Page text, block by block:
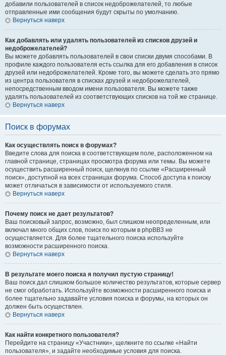
добавили пользователей в список недоброжелателей, то любые
отправленные ими сообщения будут скрыты по умолчанию.
Вернуться наверх
Как добавлять или удалять пользователей из списков друзей и
недоброжелателей?
Вы можете добавлять пользователей в свои списки двумя способами. В
профиле каждого пользователя есть ссылка для его добавления в список
друзей или недоброжелателей. Кроме того, вы можете сделать это прямо
из центра пользователя в списках друзей и недоброжелателей,
непосредственным вводом имени пользователя. Вы можете также
удалять пользователей из соответствующих списков на той же странице.
Вернуться наверх
Поиск в форумах
Как осуществлять поиск в форумах?
Введите слова для поиска в соответствующем поле, расположенном на
главной странице, страницах просмотра форума или темы. Вы можете
осуществить расширенный поиск, щелкнув по ссылке «Расширенный
поиск», доступной на всех страницах форума. Способ доступа к поиску
может отличаться в зависимости от используемого стиля.
Вернуться наверх
Почему поиск не дает результатов?
Ваш поисковый запрос, возможно, был слишком неопределенным, или
включал много общих слов, поиск по которым в phpBB3 не
осуществляется. Для более тщательного поиска используйте
возможности расширенного поиска.
Вернуться наверх
В результате моего поиска я получил пустую страницу!
Ваш поиск дал слишком большое количество результатов, которые сервер
не смог обработать. Используйте возможности расширенного поиска и
более тщательно задавайте условия поиска и форумы, на которых он
должен быть осуществлен.
Вернуться наверх
Как найти конкретного пользователя?
Перейдите на страницу «Участники», щелкните по ссылке «Найти
пользователя», и задайте необходимые условия для поиска.